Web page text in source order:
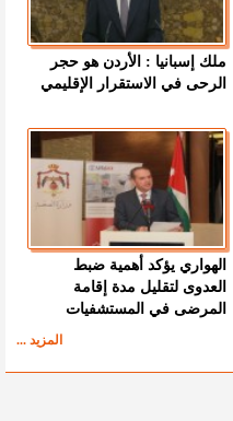
ملك إسبانيا : الأردن هو حجر
الرحى في الاستقرار الإقليمي
الهواري يؤكد أهمية ضبط
العدوى لتقليل مدة إقامة
المرضى في المستشفيات
المزيد ...